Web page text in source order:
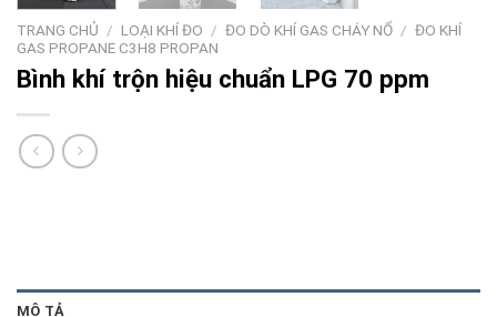
TRANG CHỦ / LOẠI KHÍ ĐO / ĐO DÒ KHÍ GAS CHÁY NỔ / ĐO KHÍ
GAS PROPANE C3H8 PROPAN
Bình khí trộn hiệu chuẩn LPG 70 ppm
MÔ TẢ